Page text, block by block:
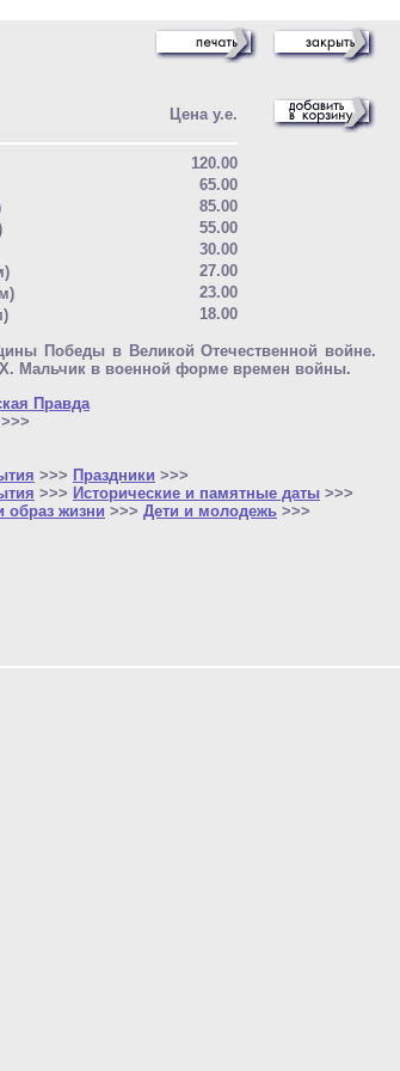
Цена у.е.
120.00
65.00
85.00
55.00
30.00
27.00
23.00
18.00
Победы в Великой Отечественной войне.
Мальчик в военной форме времен войны.
Правда
>>>
>>> Праздники >>>
>>> Исторические и памятные даты >>>
образ жизни >>> Дети и молодежь >>>